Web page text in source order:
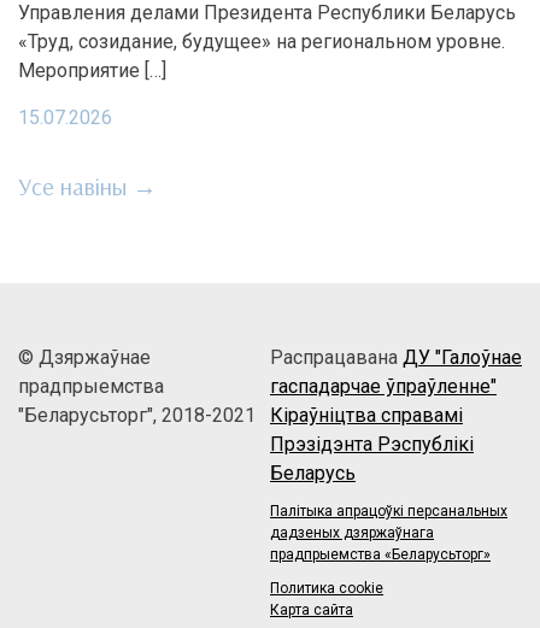
Управления делами Президента Республики Беларусь
«Труд, созидание, будущее» на региональном уровне.
Мероприятие […]
15.07.2026
Усе навіны →
© Дзяржаўнае
прадпрыемства
"Беларусьторг", 2018-2021
Распрацавана ДУ "Галоўнае
гаспадарчае ўпраўленне"
Кіраўніцтва справамі
Прэзідэнта Рэспублікі
Беларусь
Палітыка апрацоўкі персанальных
дадзеных дзяржаўнага
прадпрыемства «Беларусьторг»
Политика cookie
Карта сайта